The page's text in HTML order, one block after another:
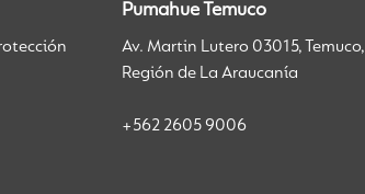
Pumahue Temuco
Av. Martin Lutero 03015, Temuco,
Región de La Araucanía
+562 2605 9006